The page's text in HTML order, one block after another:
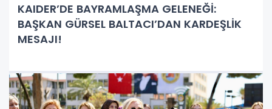
KAIDER’DE BAYRAMLAŞMA GELENEĞİ:
BAŞKAN GÜRSEL BALTACI’DAN KARDEŞLİK
MESAJI!